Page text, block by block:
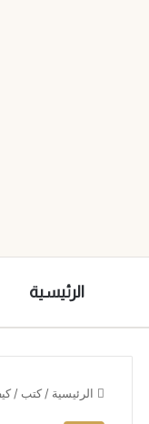
الرئيسية
الرئيسية / كتب /